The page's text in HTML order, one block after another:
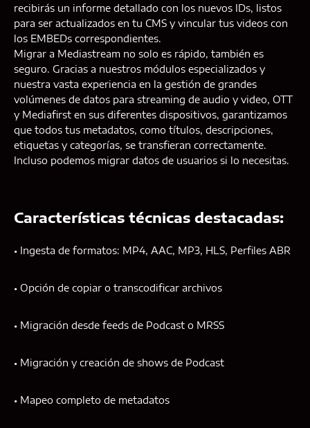
recibirás un informe detallado con los nuevos IDs, listos
para ser actualizados en tu CMS y vincular tus videos con
los EMBEDs correspondientes.
Migrar a Mediastream no solo es rápido, también es
seguro. Gracias a nuestros módulos especializados y
nuestra vasta experiencia en la gestión de grandes
volúmenes de datos para streaming de audio y video, OTT
y Mediafirst en sus diferentes dispositivos, garantizamos
que todos tus metadatos, como títulos, descripciones,
etiquetas y categorías, se transfieran correctamente.
Incluso podemos migrar datos de usuarios si lo necesitas.
Características técnicas destacadas:
• Ingesta de formatos: MP4, AAC, MP3, HLS, Perfiles ABR
• Opción de copiar o transcodificar archivos
• Migración desde feeds de Podcast o MRSS
• Migración y creación de shows de Podcast
• Mapeo completo de metadatos